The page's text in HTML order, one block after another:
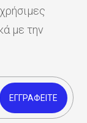
με την
ΕΓΓΡΑΦΕΊΤΕ